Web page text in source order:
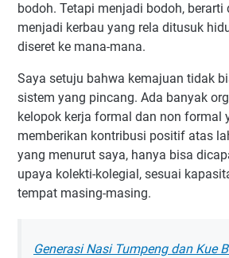
bodoh. Tetapi menjadi bodoh, berarti
menjadi kerbau yang rela ditusuk
diseret ke mana-mana.
Saya setuju bahwa kemajuan tidak
sistem yang pincang. Ada banyak
kelopok kerja formal dan non formal
memberikan kontribusi positif atas
yang menurut saya, hanya bisa
upaya kolekti-kolegial, sesuai
tempat masing-masing.
Generasi Nasi Tumpeng dan Kue